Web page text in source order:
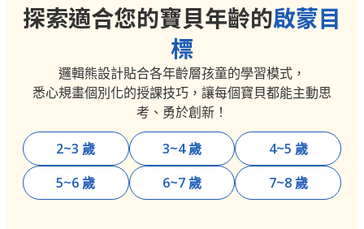
探索適合您的寶貝年齡的啟蒙目
標
邏輯熊設計貼合各年齡層孩童的學習模式，
悉心規畫個別化的授課技巧，讓每個寶貝都能主動思
考、勇於創新！
2~3 歲 3~4 歲
4~5 歲
5~6 歲
6~7 歲 7~8 歲